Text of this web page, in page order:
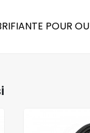
POUR